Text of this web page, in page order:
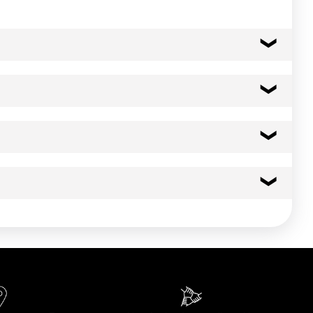
technologique (E 504i) ; poireau.